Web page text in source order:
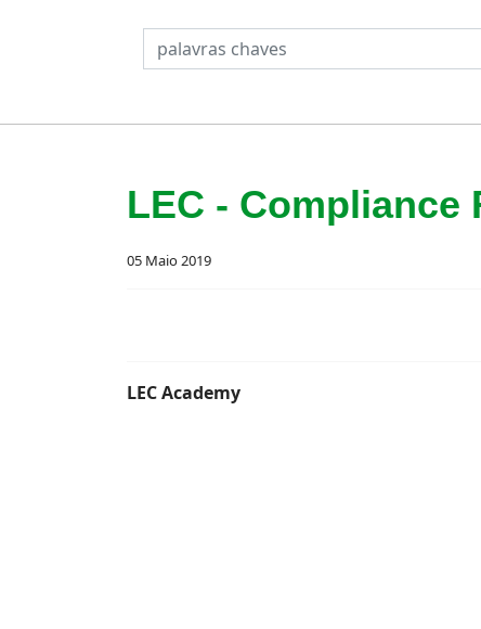
PESQUISAR
LEC - Compliance
05 Maio 2019
LEC Academy